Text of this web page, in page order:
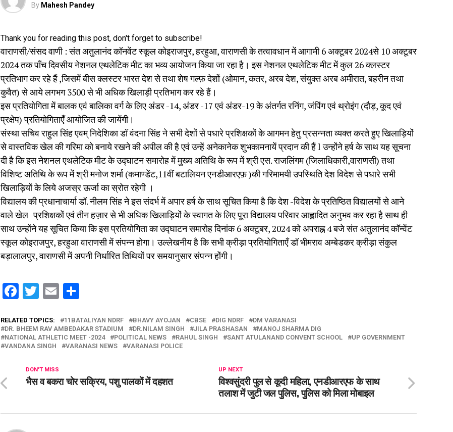
By Mahesh Pandey
Thank you for reading this post, don't forget to subscribe!
वाराणसी/संसद वाणी : संत अतुलानंद कॉनवेंट स्कूल कोइराजपुर, हरहुआ, वाराणसी के तत्वावधान में आगामी 6 अक्टूबर 2024से 10 अक्टूबर
2024 तक पाँच दिवसीय नेशनल एथलेटिक मीट का भव्य आयोजन किया जा रहा है। इस नेशनल एथलेटिक मीट में कुल 26 क्लस्टर
प्रतिभाग कर रहे हैं ,जिसमें बीस क्लस्टर भारत देश से तथा शेष गल्फ़ देशों (ओमान, कतर, अरब देश, संयुक्त अरब अमीरात, बहरीन तथा
कुवैत) से आये लगभग 3500 से भी अधिक खिलाड़ी प्रतिभाग कर रहे हैं।
इस प्रतियोगिता में बालक एवं बालिका वर्ग के लिए अंडर -14, अंडर -17 एवं अंडर-19 के अंतर्गत रनिंग, जंपिंग एवं थ्रोइंग (दौड़, कूद एवं
प्रक्षेप) प्रतियोगिताएँ आयोजित की जायेंगी।
संस्था सचिव राहुल सिंह एवम् निदेशिका डॉ वंदना सिंह ने सभी देशों से पधारे प्रशिक्षकों के आगमन हेतु प्रसन्नता व्यक्त करते हुए खिलाड़ियों
से वास्तविक खेल की गरिमा को बनाये रखने की अपील की है एवं उन्हें अनेकानेक शुभकामनायें प्रदान की हैं l उन्होंने हर्ष के साथ यह सूचना
दी है कि इस नेशनल एथलेटिक मीट के उद्घाटन समारोह में मुख्य अतिथि के रूप में श्री एस. राजलिंगम (जिलाधिकारी,वाराणसी) तथा
विशिष्ट अतिथि के रूप में श्री मनोज शर्मा (कमाण्डेंट,11वीं बटालियन एनडीआरएफ़ )की गरिमामयी उपस्थिति देश विदेश से पधारे सभी
खिलाड़ियों के लिये अजस्र ऊर्जा का स्रोत रहेगी ।
विद्यालय की प्रधानाचार्या डाॅ. नीलम सिंह ने इस संदर्भ में अपार हर्ष के साथ सूचित किया है कि देश -विदेश के प्रतिष्ठित विद्यालयों से आने
वाले खेल -प्रशिक्षकों एवं तीन हज़ार से भी अधिक खिलाड़ियों के स्वागत के लिए पूरा विद्यालय परिवार आह्लादित अनुभव कर रहा है साथ ही
साथ उन्होंने यह सूचित किया कि इस प्रतियोगिता का उद्घाटन समारोह दिनांक 6 अक्टूबर, 2024 को अपराह्न 4 बजे संत अतुलानंद कॉन्वेंट
स्कूल कोइराजपुर, हरहुआ वाराणसी में संपन्न होगा। उल्लेखनीय है कि सभी क्रीड़ा प्रतियोगिताएँ डॉ भीमराव अम्बेडकर क्रीड़ा संकुल
बड़ालालपुर, वाराणसी में अपनी निर्धारित तिथियों पर समयानुसार संपन्न होंगी।
Facebook
Twitter
Email
RELATED TOPICS: 11BATALIYAN NDRF BHAVY AYOJAN CBSE DIG NDRF
DM VARANASI
DR. BHEEM RAV AMBEDAKAR STADIUM
DR.NILAM SINGH JILA PRASHASAN
MANOJ SHARMA DIG
NATIONAL ATHLETIC MEET -2024
POLITICAL NEWS RAHUL SINGH SANT ATULANAND CONVENT SCHOOL
UP GOVERNMENT
VANDANA SINGH
VARANASI NEWS VARANASI POLICE
UP NEXT
विश्वसुंदरी पुल से कूदी महिला, एनडीआरएफ के साथ
तलाश में जुटी जल पुलिस, पुलिस को मिला मोबाइल
DON'T MISS
भैस व बकरा चोर सक्रिय, पशु पालकों में दहशत